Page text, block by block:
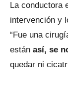
La conductora
intervención y
“Fue una
están así, se
quedar ni